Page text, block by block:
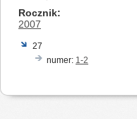
Rocznik
2007
27
numer: 1-2